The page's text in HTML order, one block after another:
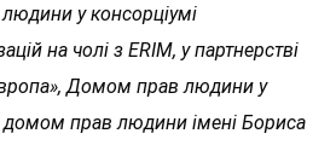
у консорціумі
на чолі з ERIM, у партнерстві
Домом прав людини у
домом прав людини імені Бориса